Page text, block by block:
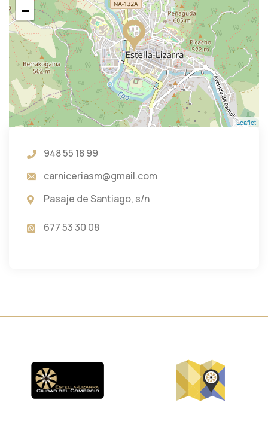
−
Leaflet
948 55 18 99
carniceriasm@gmail.com
Pasaje de Santiago, s/n
677 53 30 08